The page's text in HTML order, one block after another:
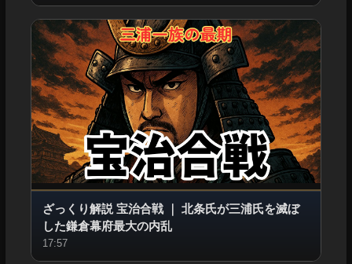
ざっくり解説 宝治合戦｜ 北条氏が三浦氏を滅ぼ
した鎌倉幕府最大の内乱
17:57